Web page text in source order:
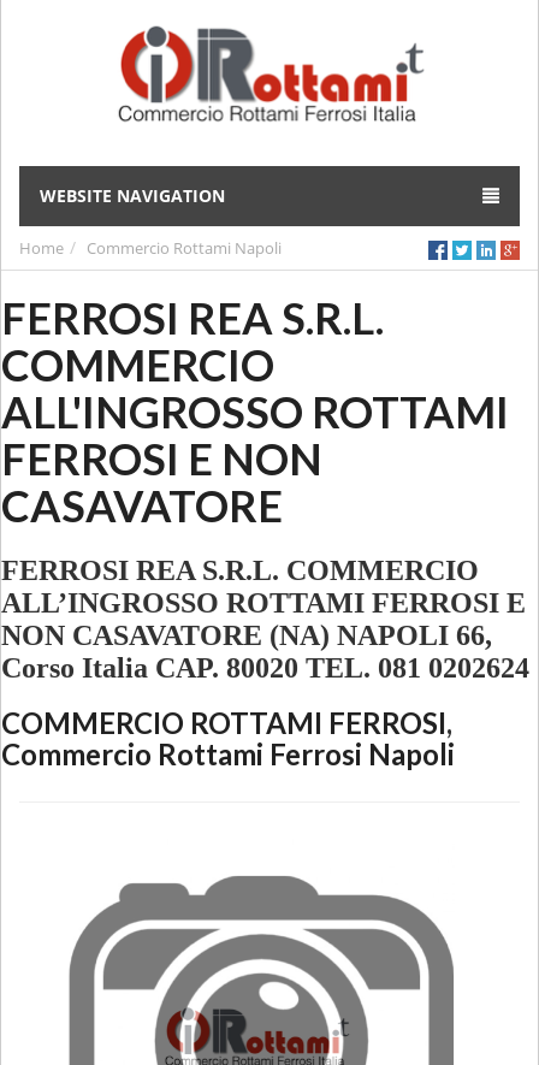
WEBSITE NAVIGATION
Home Commercio Rottami Napoli
FERROSI REA S.R.L.
COMMERCIO
ALL'INGROSSO ROTTAMI
FERROSI E NON
CASAVATORE
FERROSI REA S.R.L. COMMERCIO
ALL’INGROSSO ROTTAMI FERROSI E
NON CASAVATORE (NA) NAPOLI 66,
Corso Italia CAP. 80020 TEL. 081 0202624
COMMERCIO ROTTAMI FERROSI,
Commercio Rottami Ferrosi Napoli